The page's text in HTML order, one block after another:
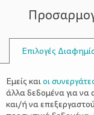
Επιλογές
Εμείς καιοι
άλλα δεδομένα για
και/ή να